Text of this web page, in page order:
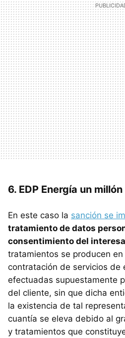
6. EDP Energía un
En este caso la sanción se
tratamiento de datos
consentimiento del
tratamientos se producen
contratación de servicios de
efectuadas supuestamente
del cliente, sin que dicha
la existencia de tal
cuantía se eleva debido al
y tratamientos que